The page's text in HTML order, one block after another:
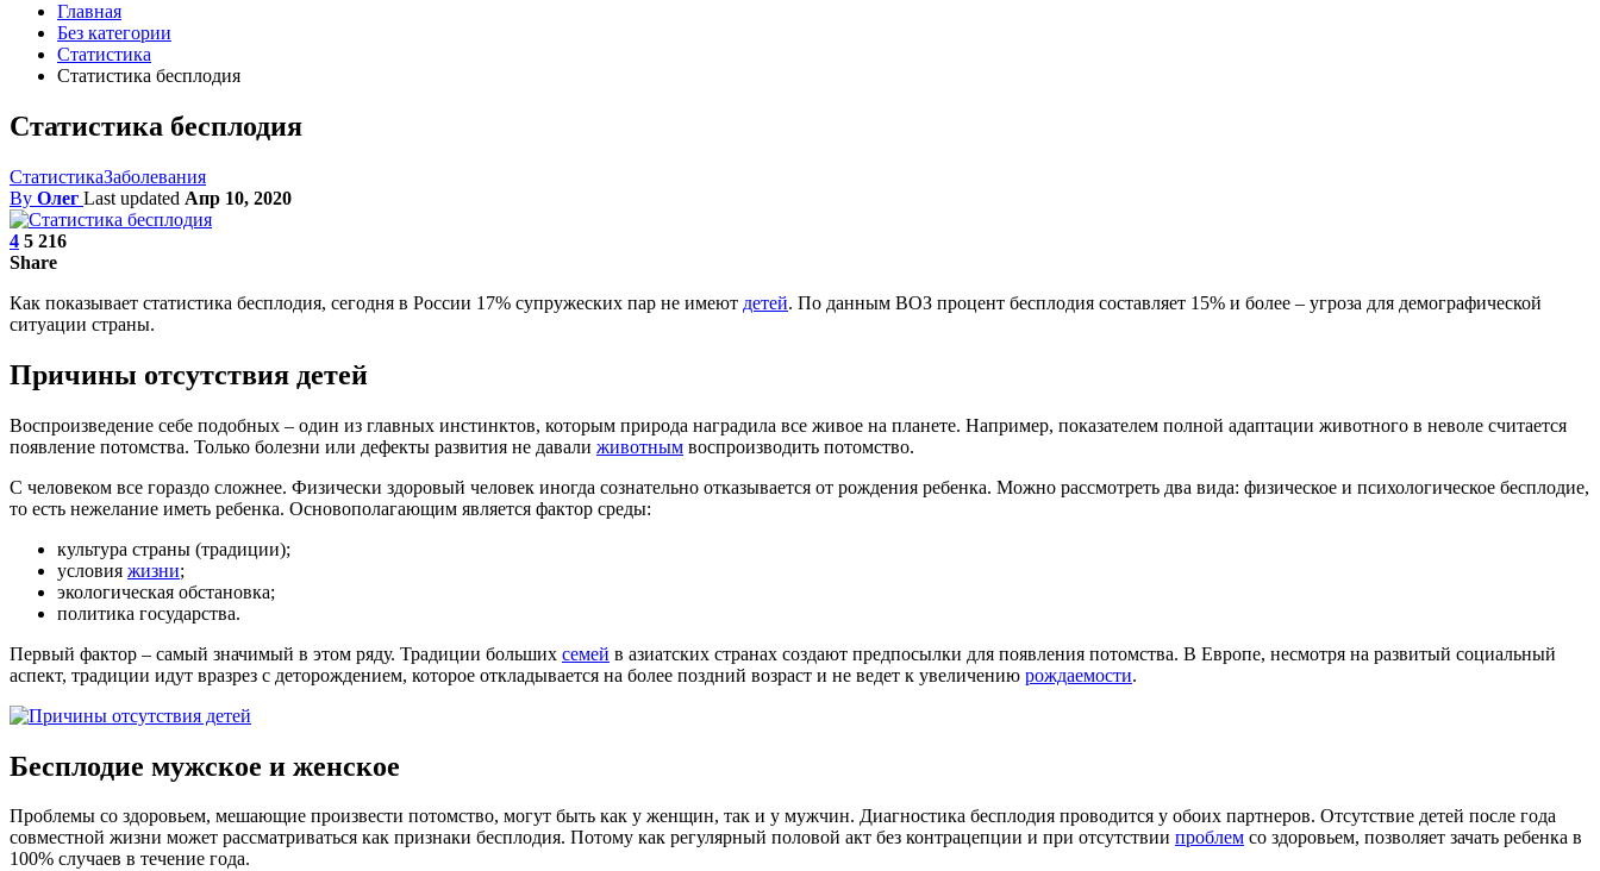
Главная
Без категории
Статистика
Статистика бесплодия
Статистика бесплодия
СтатистикаЗаболевания
By Олег Last updated Апр 10, 2020
4 5 216
Share
Как показывает статистика бесплодия, сегодня в России 17% супружеских пар не имеют детей. По данным ВОЗ процент бесплодия составляет 15% и более – угроза для демографической
ситуации страны.
Причины отсутствия детей
Воспроизведение себе подобных – один из главных инстинктов, которым природа наградила все живое на планете. Например, показателем полной адаптации животного в неволе считается
появление потомства. Только болезни или дефекты развития не давали животным воспроизводить потомство.
С человеком все гораздо сложнее. Физически здоровый человек иногда сознательно отказывается от рождения ребенка. Можно рассмотреть два вида: физическое и психологическое бесплодие,
то есть нежелание иметь ребенка. Основополагающим является фактор среды:
культура страны (традиции);
условия жизни;
экологическая обстановка;
политика государства.
Первый фактор – самый значимый в этом ряду. Традиции больших семей в азиатских странах создают предпосылки для появления потомства. В Европе, несмотря на развитый социальный
аспект, традиции идут вразрез с деторождением, которое откладывается на более поздний возраст и не ведет к увеличению рождаемости.
Бесплодие мужское и женское
Проблемы со здоровьем, мешающие произвести потомство, могут быть как у женщин, так и у мужчин. Диагностика бесплодия проводится у обоих партнеров. Отсутствие детей после года
совместной жизни может рассматриваться как признаки бесплодия. Потому как регулярный половой акт без контрацепции и при отсутствии проблем со здоровьем, позволяет зачать ребенка в
100% случаев в течение года.